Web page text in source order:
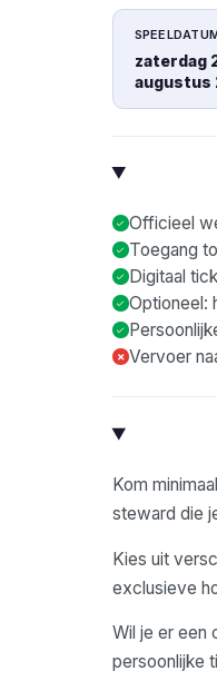
zaterdag
augustus
Officieel
Toegang
Digitaal
Optioneel:
× Vervoer
Kom minimaal
steward die
Kies uit
exclusieve
Wil je er een
persoonlijke